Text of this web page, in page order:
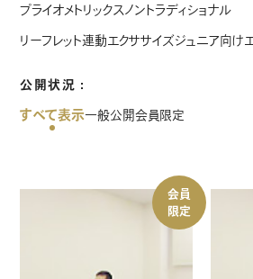
プライオメトリックスノントラディショナル
リーフレット連動エクササイズ ジュニア向け
公開状況
すべて表示一般公開会員限定
会員
限定